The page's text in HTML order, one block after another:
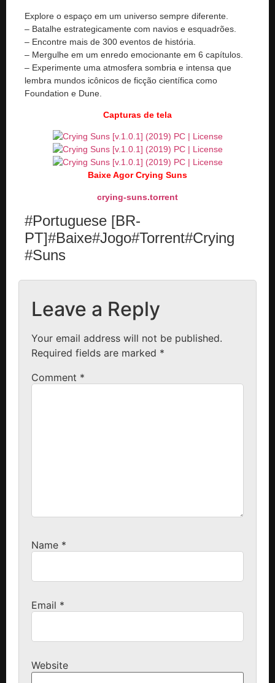
Explore o espaço em um universo sempre diferente.
– Batalhe estrategicamente com navios e esquadrões.
– Encontre mais de 300 eventos de história.
– Mergulhe em um enredo emocionante em 6 capítulos.
– Experimente uma atmosfera sombria e intensa que
lembra mundos icônicos de ficção científica como
Foundation e Dune.
Capturas de tela
Baixe Agor Crying Suns
crying-suns.torrent
#Portuguese [BR-
PT]#Baixe#Jogo#Torrent#Crying
#Suns
Leave a Reply
Your email address will not be published.
Required fields are marked *
Comment *
Name *
Email *
Website